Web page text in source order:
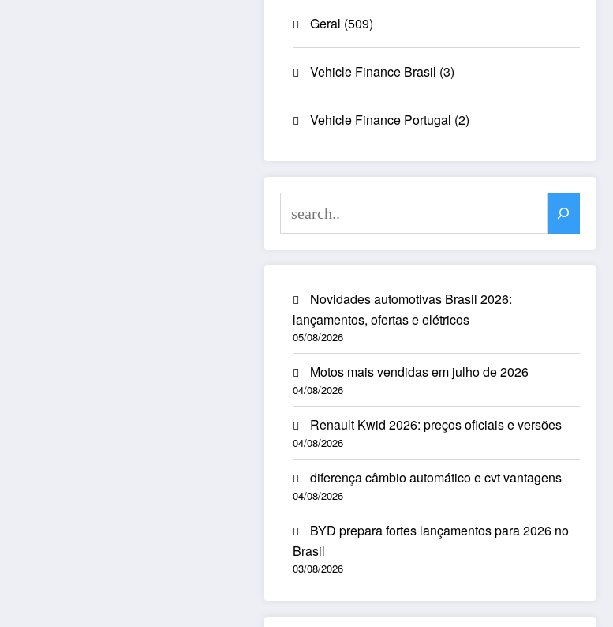
Geral (509)
Vehicle Finance Brasil (3)
Vehicle Finance Portugal (2)
Search
Novidades automotivas Brasil 2026:
lançamentos, ofertas e elétricos
05/08/2026
Motos mais vendidas em julho de 2026
04/08/2026
Renault Kwid 2026: preços oficiais e versões
04/08/2026
diferença câmbio automático e cvt vantagens
04/08/2026
BYD prepara fortes lançamentos para 2026 no
Brasil
03/08/2026